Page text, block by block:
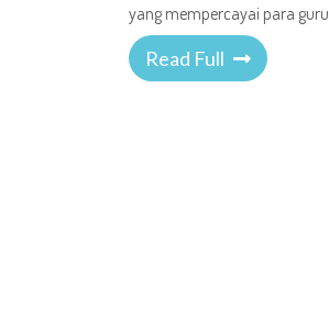
yang mempercayai para guru
Read Full